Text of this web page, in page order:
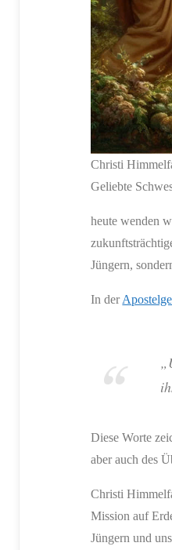
Christi
Geliebte
heute wenden
Jüngern,
In der
Diese Worte
aber auch des
Christi
Mission auf
Jüngern und